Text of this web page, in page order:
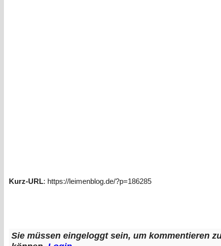
Kurz-URL: https://leimenblog.de/?p=186285
Sie müssen eingeloggt sein, um kommentieren